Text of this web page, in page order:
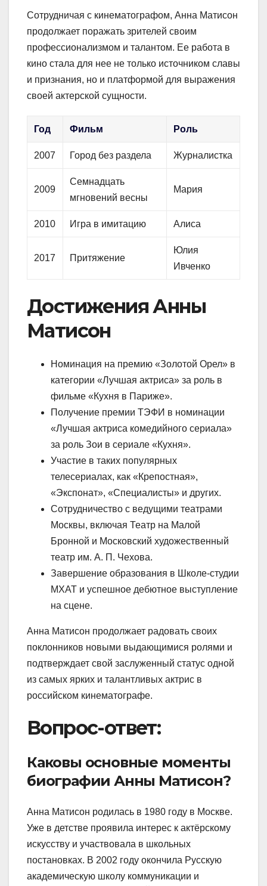
Сотрудничая с кинематографом, Анна Матисон
продолжает поражать зрителей своим
профессионализмом и талантом. Ее работа в
кино стала для нее не только источником славы
и признания, но и платформой для выражения
своей актерской сущности.
Год Фильм Роль
2007 Город без раздела Журналистка
2009
Семнадцать
мгновений весны
Мария
2010 Игра в имитацию Алиса
2017 Притяжение
Юлия
Ивченко
Достижения Анны
Матисон
Номинация на премию «Золотой Орел» в
категории «Лучшая актриса» за роль в
фильме «Кухня в Париже».
Получение премии ТЭФИ в номинации
«Лучшая актриса комедийного сериала»
за роль Зои в сериале «Кухня».
Участие в таких популярных
телесериалах, как «Крепостная»,
«Экспонат», «Специалисты» и других.
Сотрудничество с ведущими театрами
Москвы, включая Театр на Малой
Бронной и Московский художественный
театр им. А. П. Чехова.
Завершение образования в Школе-студии
МХАТ и успешное дебютное выступление
на сцене.
Анна Матисон продолжает радовать своих
поклонников новыми выдающимися ролями и
подтверждает свой заслуженный статус одной
из самых ярких и талантливых актрис в
российском кинематографе.
Вопрос-ответ:
Каковы основные моменты
биографии Анны Матисон?
Анна Матисон родилась в 1980 году в Москве.
Уже в детстве проявила интерес к актёрскому
искусству и участвовала в школьных
постановках. В 2002 году окончила Русскую
академическую школу коммуникации и